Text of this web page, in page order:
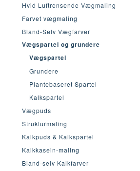
Hvid Luftrensende Vægmaling
Farvet vægmaling
Bland-Selv Vægfarver
Vægspartel og grundere
Vægspartel
Grundere
Plantebaseret Spartel
Kalkspartel
Vægpuds
Strukturmaling
Kalkpuds & Kalkspartel
Kalkkasein-maling
Bland-selv Kalkfarver